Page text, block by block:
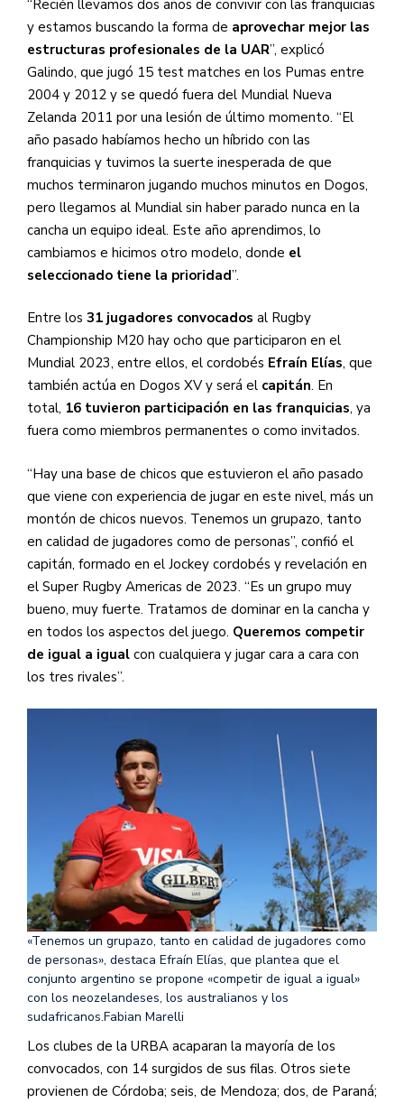
“Recién llevamos dos años de convivir con las franquicias
y estamos buscando la forma de aprovechar mejor las
estructuras profesionales de la UAR”, explicó
Galindo, que jugó 15 test matches en los Pumas entre
2004 y 2012 y se quedó fuera del Mundial Nueva
Zelanda 2011 por una lesión de último momento. “El
año pasado habíamos hecho un híbrido con las
franquicias y tuvimos la suerte inesperada de que
muchos terminaron jugando muchos minutos en Dogos,
pero llegamos al Mundial sin haber parado nunca en la
cancha un equipo ideal. Este año aprendimos, lo
cambiamos e hicimos otro modelo, donde el
seleccionado tiene la prioridad”.
Entre los 31 jugadores convocados al Rugby
Championship M20 hay ocho que participaron en el
Mundial 2023, entre ellos, el cordobés Efraín Elías, que
también actúa en Dogos XV y será el capitán. En
total, 16 tuvieron participación en las franquicias, ya
fuera como miembros permanentes o como invitados.
“Hay una base de chicos que estuvieron el año pasado
que viene con experiencia de jugar en este nivel, más un
montón de chicos nuevos. Tenemos un grupazo, tanto
en calidad de jugadores como de personas”, confió el
capitán, formado en el Jockey cordobés y revelación en
el Super Rugby Americas de 2023. “Es un grupo muy
bueno, muy fuerte. Tratamos de dominar en la cancha y
en todos los aspectos del juego. Queremos competir
de igual a igual con cualquiera y jugar cara a cara con
los tres rivales”.
«Tenemos un grupazo, tanto en calidad de jugadores como
de personas», destaca Efraín Elías, que plantea que el
conjunto argentino se propone «competir de igual a igual»
con los neozelandeses, los australianos y los
sudafricanos.Fabian Marelli
Los clubes de la URBA acaparan la mayoría de los
convocados, con 14 surgidos de sus filas. Otros siete
provienen de Córdoba; seis, de Mendoza; dos, de Paraná;